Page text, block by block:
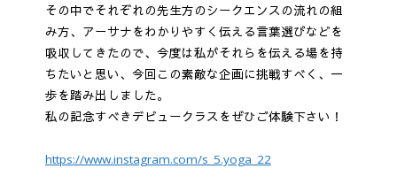
その中でそれぞれの先生方のシークエンスの流れの組
み方、アーサナをわかりやすく伝える言葉選びなどを
吸収してきたので、今度は私がそれらを伝える場を持
ちたいと思い、今回この素敵な企画に挑戦すべく、一
歩を踏み出しました。
私の記念すべきデビュークラスをぜひご体験下さい！
https://www.instagram.com/s_5.yoga_22